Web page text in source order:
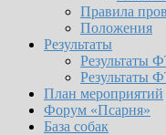
Правила
Положения
Результаты
Результаты
Результаты
План мероприятий
Форум «Псарня»
База собак